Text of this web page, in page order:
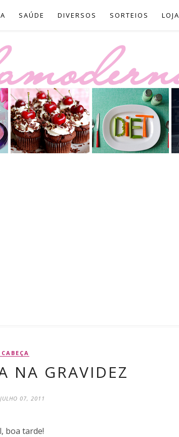
SAÚDE DIVERSOS SORTEIOS LOJA
NA GRAVIDEZ
07, 2011
boa tarde!